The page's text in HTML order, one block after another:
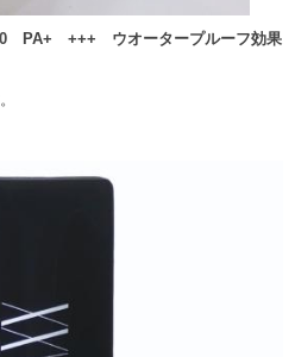
PA+ +++ ウオータープルーフ効果